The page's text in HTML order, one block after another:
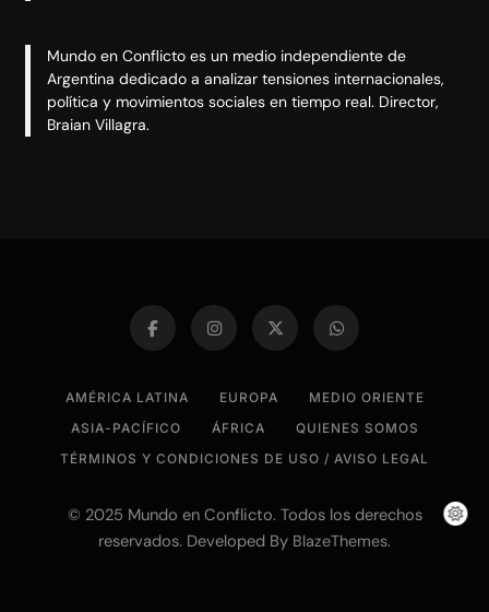
Mundo en Conflicto es un medio independiente de
Argentina dedicado a analizar tensiones internacionales,
política y movimientos sociales en tiempo real. Director,
Braian Villagra.
AMÉRICA LATINA EUROPA
MEDIO ORIENTE
ASIA-PACÍFICO
ÁFRICA
QUIENES SOMOS
TÉRMINOS Y CONDICIONES DE USO / AVISO LEGAL
© 2025 Mundo en Conflicto. Todos los derechos
reservados. Developed By BlazeThemes.